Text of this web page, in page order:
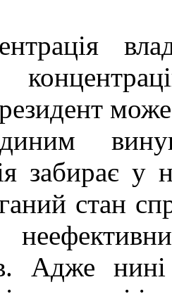
забирає у
стан
Адже